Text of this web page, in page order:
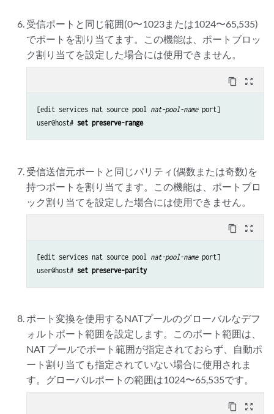
受信ポートと同じ範囲(0〜1023または1024〜65,535)
でポートを割り当てます。この機能は、ポートブロッ
ク割り当てを設定した場合には使用できません。
content_copy zoom_out_map
[edit services nat source pool nat-pool-name port]
user@host# set preserve-range
受信送信元ポートと同じパリティ(偶数または奇数)を
持つポートを割り当てます。この機能は、ポートブロ
ック割り当てを設定した場合には使用できません。
content_copy zoom_out_map
[edit services nat source pool nat-pool-name port]
user@host# set preserve-parity
ポート変換を使用するNATプールのグローバルなデフ
ォルトポート範囲を設定します。このポート範囲は、
NAT プールでポート範囲が指定されておらず、自動ポ
ート割り当ても指定されていない場合に使用されま
す。グローバルポートの範囲は1024〜65,535です。
content_copy zoom_out_map